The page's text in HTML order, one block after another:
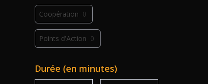
Coopération 0
Points d'Action 0
Déplacement 0
Durée (en minutes)